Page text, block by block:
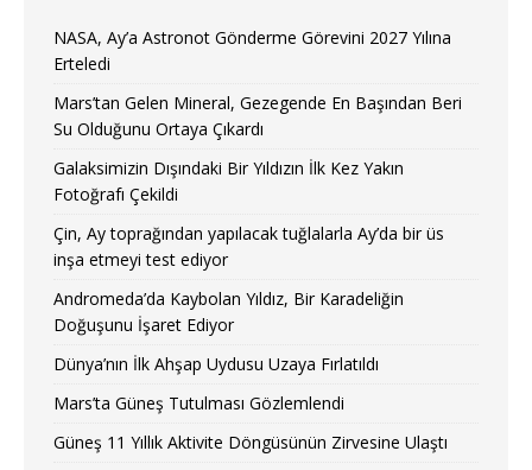
NASA, Ay’a Astronot Gönderme Görevini 2027 Yılına
Erteledi
Mars’tan Gelen Mineral, Gezegende En Başından Beri
Su Olduğunu Ortaya Çıkardı
Galaksimizin Dışındaki Bir Yıldızın İlk Kez Yakın
Fotoğrafı Çekildi
Çin, Ay toprağından yapılacak tuğlalarla Ay’da bir üs
inşa etmeyi test ediyor
Andromeda’da Kaybolan Yıldız, Bir Karadeliğin
Doğuşunu İşaret Ediyor
Dünya’nın İlk Ahşap Uydusu Uzaya Fırlatıldı
Mars’ta Güneş Tutulması Gözlemlendi
Güneş 11 Yıllık Aktivite Döngüsünün Zirvesine Ulaştı